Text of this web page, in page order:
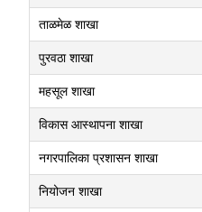
ताळमेळ शाखा
पुरवठा शाखा
महसूल शाखा
विकास आस्थापना शाखा
नगरपालिका प्रशासन शाखा
नियोजन शाखा